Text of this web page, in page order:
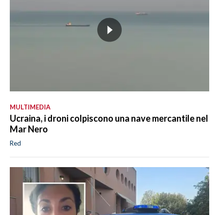
MULTIMEDIA
Ucraina, i droni colpiscono una nave mercantile nel
Mar Nero
Red